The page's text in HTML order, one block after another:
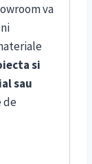
va
si
sau
de